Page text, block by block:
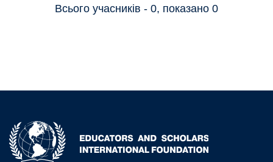
Всього учасників - 0, показано 0